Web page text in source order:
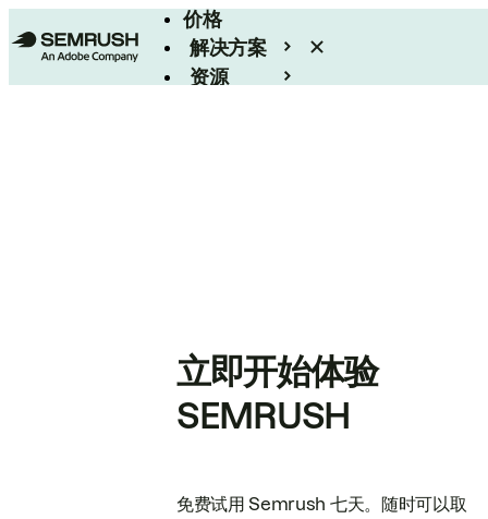
价格
解决方案
资源
立即开始体验
SEMRUSH
免费试用 Semrush 七天。随时可以取